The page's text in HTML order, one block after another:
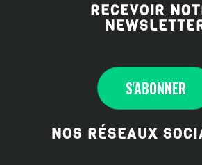
RECEVOIR
S'ABONNER
NOS RÉSEAUX